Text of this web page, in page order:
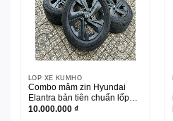
LỐP XE KUMHO
Combo mâm zin Hyundai
Elantra bản tiên chuẩn lốp
Kumho 205/55R16
10.000.000 ₫